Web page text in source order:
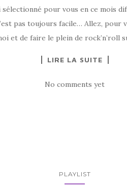
sélectionné pour vous en ce mois
pas toujours facile… Allez, pour
et de faire le plein de rock’n’roll
LIRE LA SUITE
No comments yet
PLAYLIST